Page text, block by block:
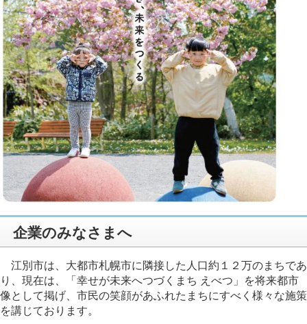
企業のみなさまへ
江別市は、大都市札幌市に隣接した人口約１２万のまちであ
り、現在は、「幸せが未来へつづくまち えべつ」を将来都市
像として掲げ、市民の笑顔があふれたまちにすべく様々な施策
を講じております。